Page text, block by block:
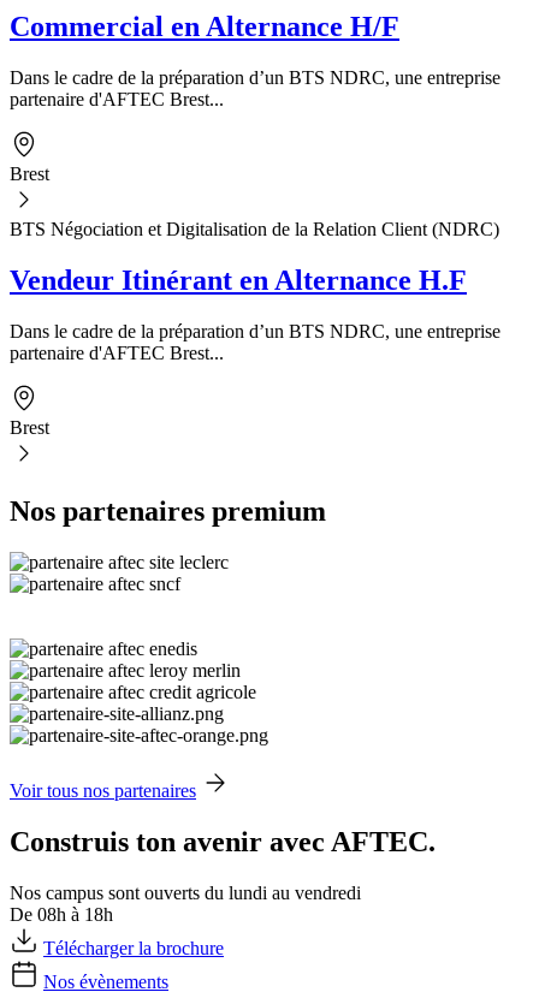
Commercial en Alternance H/F
Dans le cadre de la préparation d’un BTS NDRC, une entreprise
partenaire d'AFTEC Brest...
Brest
BTS Négociation et Digitalisation de la Relation Client (NDRC)
Vendeur Itinérant en Alternance H.F
Dans le cadre de la préparation d’un BTS NDRC, une entreprise
partenaire d'AFTEC Brest...
Brest
Nos partenaires premium
Voir tous nos partenaires
Construis ton avenir avec AFTEC.
Nos campus sont ouverts du lundi au vendredi
De 08h à 18h
Télécharger la brochure
Nos évènements